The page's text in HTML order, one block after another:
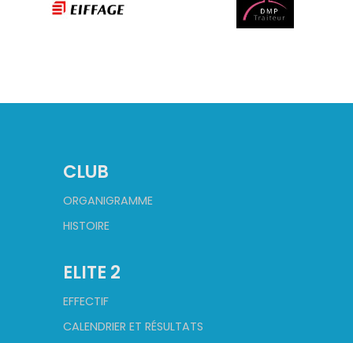
CLUB
ORGANIGRAMME
HISTOIRE
ELITE 2
EFFECTIF
CALENDRIER ET RÉSULTATS